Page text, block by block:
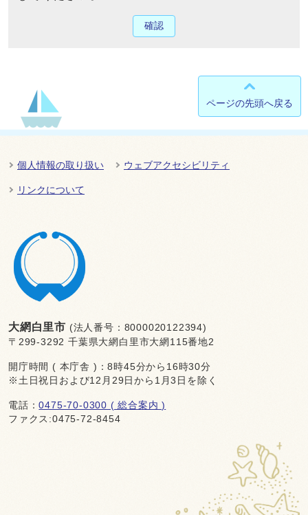
確認
ページの先頭へ戻る
個人情報の取り扱い ウェブアクセシビリティ
リンクについて
大網白里市 (法人番号：8000020122394)
〒299-3292 千葉県大網白里市大網115番地2
開庁時間 ( 本庁舎 )：8時45分から16時30分
※土日祝日および12月29日から1月3日を除く
電話：0475-70-0300 ( 総合案内 )
ファクス:0475-72-8454